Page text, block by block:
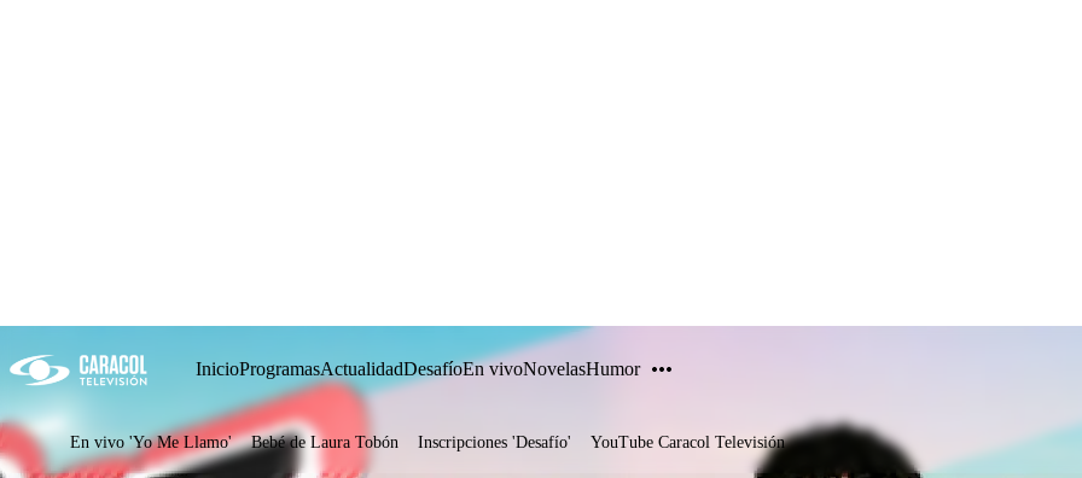
InicioProgramasActualidadDesafíoEn vivoNovelasHumor
Juegos
En vivo 'Yo Me Llamo' Bebé de Laura Tobón Inscripciones 'Desafío' YouTube Caracol Televisión